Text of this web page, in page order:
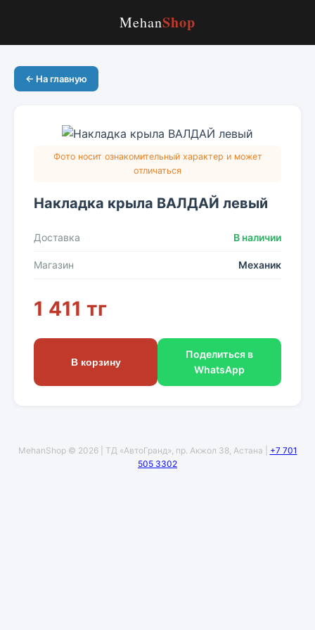
MehanShop
← На главную
Фото носит ознакомительный характер и может
отличаться
Накладка крыла ВАЛДАЙ левый
Доставка В наличии
Магазин Механик
1 411 тг
В корзину
Поделиться в
WhatsApp
MehanShop © 2026 | ТД «АвтоГранд», пр. Акжол 38, Астана | +7 701
505 3302